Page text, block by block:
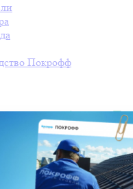
Покрофф
на 4 месяца.
Vipneon Стринг Лайт IP44
белые
"СНЕГОВИК С